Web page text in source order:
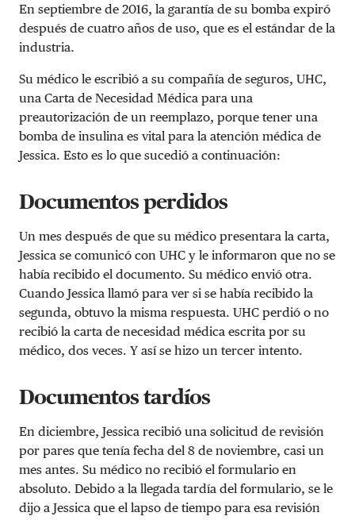
En septiembre de 2016, la garantía de su bomba expiró
después de cuatro años de uso, que es el estándar de la
industria.
Su médico le escribió a su compañía de seguros, UHC,
una Carta de Necesidad Médica para una
preautorización de un reemplazo, porque tener una
bomba de insulina es vital para la atención médica de
Jessica. Esto es lo que sucedió a continuación:
Documentos perdidos
Un mes después de que su médico presentara la carta,
Jessica se comunicó con UHC y le informaron que no se
había recibido el documento. Su médico envió otra.
Cuando Jessica llamó para ver si se había recibido la
segunda, obtuvo la misma respuesta. UHC perdió o no
recibió la carta de necesidad médica escrita por su
médico, dos veces. Y así se hizo un tercer intento.
Documentos tardíos
En diciembre, Jessica recibió una solicitud de revisión
por pares que tenía fecha del 8 de noviembre, casi un
mes antes. Su médico no recibió el formulario en
absoluto. Debido a la llegada tardía del formulario, se le
dijo a Jessica que el lapso de tiempo para esa revisión